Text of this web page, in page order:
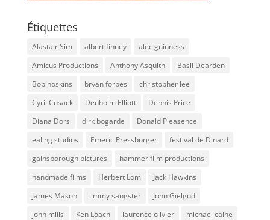
Étiquettes
Alastair Sim albert finney
alec guinness
Amicus Productions
Anthony Asquith
Basil Dearden
Bob hoskins
bryan forbes
christopher lee
Cyril Cusack
Denholm Elliott
Dennis Price
Diana Dors
dirk bogarde
Donald Pleasence
ealing studios
Emeric Pressburger
festival de Dinard
gainsborough pictures
hammer film productions
handmade films
Herbert Lom
Jack Hawkins
James Mason
jimmy sangster
John Gielgud
john mills
Ken Loach laurence olivier
michael caine